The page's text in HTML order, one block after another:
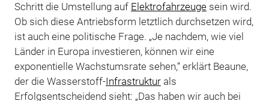
Schritt die Umstellung auf Elektrofahrzeugesein wird.
Ob sich diese Antriebsform letztlich durchsetzen wird,
ist auch eine politische Frage. „Je nachdem, wie viel
Länder in Europa investieren, können wir eine
exponentielle Wachstumsrate sehen,“ erklärt Beaune,
der die Wasserstoff-Infrastrukturals
Erfolgsentscheidend sieht: „Das haben wir auch bei